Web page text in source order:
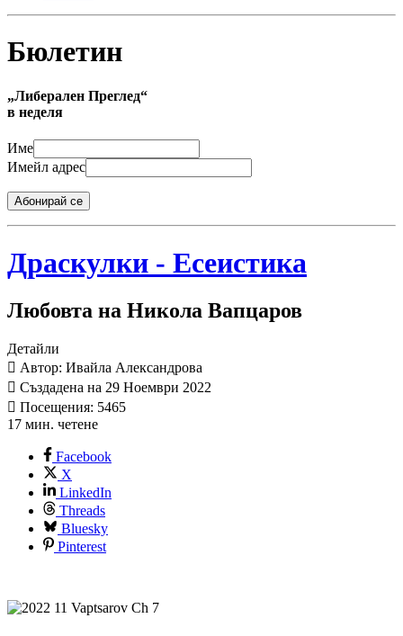
Бюлетин
„Либерален Преглед“
в неделя
Име
Имейл адрес
Абонирай се
Драскулки - Есеистика
Любовта на Никола Вапцаров
Детайли
Автор: Ивайла Александрова
Създадена на 29 Ноември 2022
Посещения: 5465
17 мин. четене
Facebook
X
LinkedIn
Threads
Bluesky
Pinterest